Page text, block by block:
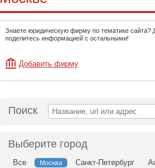
Знаете юридическую фирму по тематике сайта?
поделитесь информацией с остальными!
Добавить фирму
Поиск
Выберите город
Все Москва Санкт-Петербург